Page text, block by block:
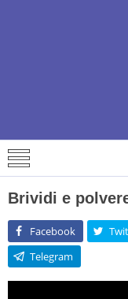
Brividi e
Facebook
Telegram